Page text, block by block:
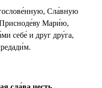
Сла́вную
Мари́ю,
себе́ и друг дру́га,